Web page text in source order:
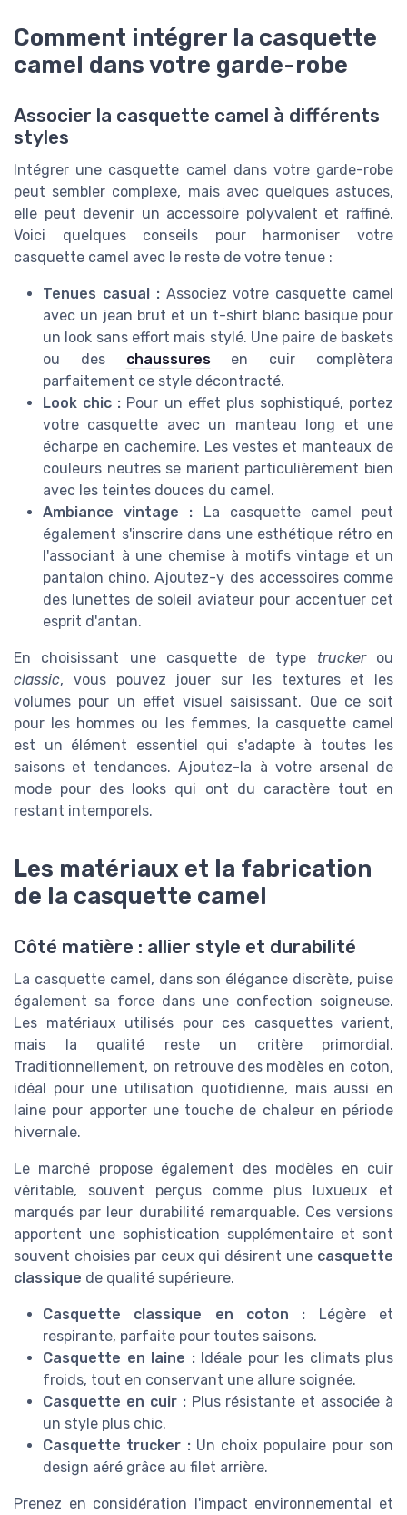
Comment intégrer la casquette
camel dans votre garde-robe
Associer la casquette camel à différents
styles
Intégrer une casquette camel dans votre garde-robe
peut sembler complexe, mais avec quelques astuces,
elle peut devenir un accessoire polyvalent et raffiné.
Voici quelques conseils pour harmoniser votre
casquette camel avec le reste de votre tenue :
Tenues casual :Associez votre casquette camel
avec un jean brut et un t-shirt blanc basique pour
un look sans effort mais stylé. Une paire de baskets
ou des chaussuresen cuir complètera
parfaitement ce style décontracté.
Look chic : Pour un effet plus sophistiqué, portez
votre casquette avec un manteau long et une
écharpe en cachemire. Les vestes et manteaux de
couleurs neutres se marient particulièrement bien
avec les teintes douces du camel.
Ambiance vintage : La casquette camel peut
également s'inscrire dans une esthétique rétro en
l'associant à une chemise à motifs vintage et un
pantalon chino. Ajoutez-y des accessoires comme
des lunettes de soleil aviateur pour accentuer cet
esprit d'antan.
En choisissant une casquette de type truckerou
classic, vous pouvez jouer sur les textures et les
volumes pour un effet visuel saisissant. Que ce soit
pour les hommes ou les femmes, la casquette camel
est un élément essentiel qui s'adapte à toutes les
saisons et tendances. Ajoutez-la à votre arsenal de
mode pour des looks qui ont du caractère tout en
restant intemporels.
Les matériaux et la fabrication
de la casquette camel
Côté matière : allier style et durabilité
La casquette camel, dans son élégance discrète, puise
également sa force dans une confection soigneuse.
Les matériaux utilisés pour ces casquettes varient,
mais la qualité reste un critère primordial.
Traditionnellement, on retrouve des modèles en coton,
idéal pour une utilisation quotidienne, mais aussi en
laine pour apporter une touche de chaleur en période
hivernale.
Le marché propose également des modèles en cuir
véritable, souvent perçus comme plus luxueux et
marqués par leur durabilité remarquable. Ces versions
apportent une sophistication supplémentaire et sont
souvent choisies par ceux qui désirent une casquette
classique de qualité supérieure.
Casquette classique en coton : Légère et
respirante, parfaite pour toutes saisons.
Casquette en laine :Idéale pour les climats plus
froids, tout en conservant une allure soignée.
Casquette en cuir :Plus résistante et associée à
un style plus chic.
Casquette trucker :Un choix populaire pour son
design aéré grâce au filet arrière.
Prenez en considération l'impact environnemental et